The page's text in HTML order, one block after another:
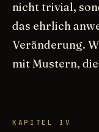
nicht trivial,
das ehrlich
Veränderung.
mit Mustern,
KAPITEL IV